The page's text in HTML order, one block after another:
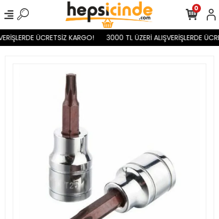
ÜCRETSİZ KARGO! 3000 TL ÜZERİ ALIŞVERİŞLERDE
0